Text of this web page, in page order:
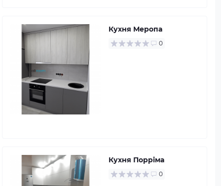
Кухня Меропа
0
Кухня Порріма
0